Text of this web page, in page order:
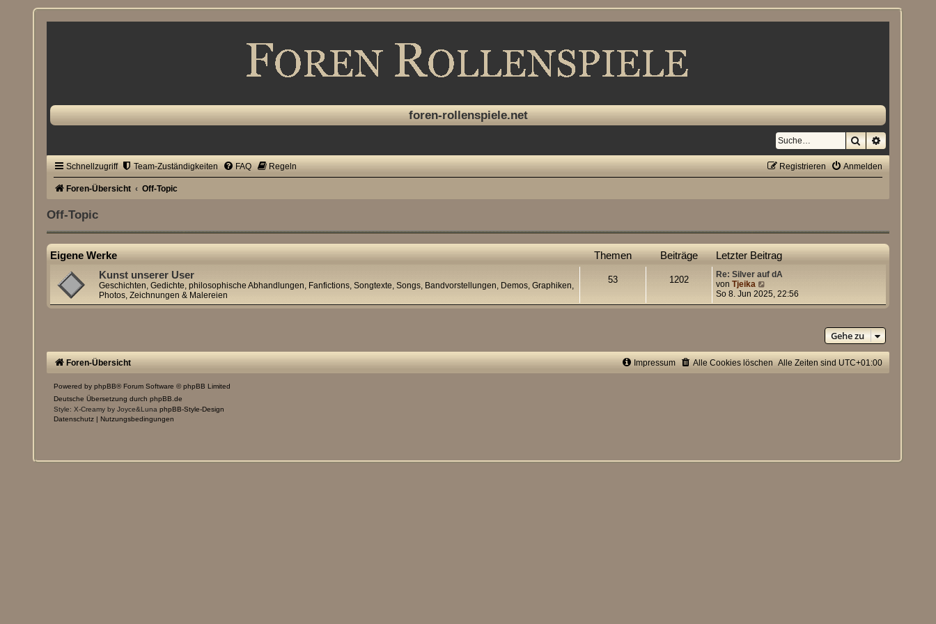
foren-rollenspiele.net
SucheErweiterte
Schnellzugriff Team-Zuständigkeiten FAQ Regeln Anmelden
Registrieren
Foren-Übersicht Off-Topic
Off-Topic
Eigene Werke Themen Beiträge Letzter Beitrag
Kunst unserer User
Geschichten, Gedichte, philosophische Abhandlungen, Fanfictions, Songtexte, Songs, Bandvorstellungen, Demos, Graphiken,
Photos, Zeichnungen & Malereien
53 1202
Re: Silver auf dA
von Tjeika
e
u
r
B
e
So 8. Jun 2025, 22:56
Gehe zu
Foren-Übersicht Alle Zeiten sind UTC+01:00
Alle Cookies löschen
Impressum
Powered byphpBB® Forum Software © phpBB Limited
Deutsche Übersetzung durchphpBB.de
Style: X-Creamy by Joyce&LunaphpBB-Style-Design
Datenschutz
Nutzungsbedingungen